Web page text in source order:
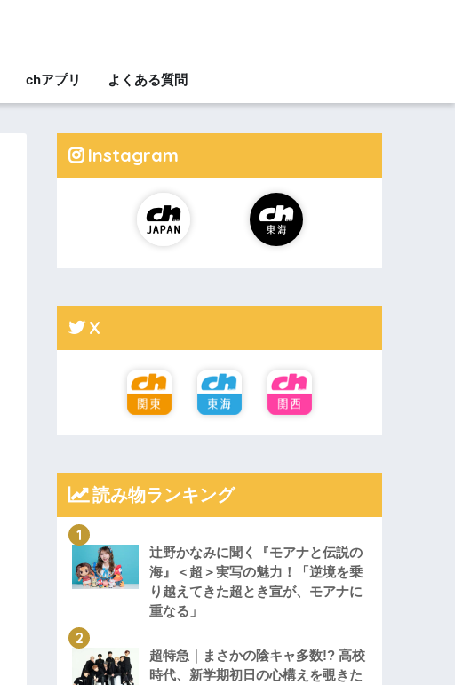
chアプリ よくある質問
Instagram
X
読み物ランキング
辻野かなみに聞く『モアナと伝説の
海』＜超＞実写の魅力！「逆境を乗
り越えてきた超とき宣が、モアナに
重なる」
超特急｜まさかの陰キャ多数!? 高校
時代、新学期初日の心構えを覗きた